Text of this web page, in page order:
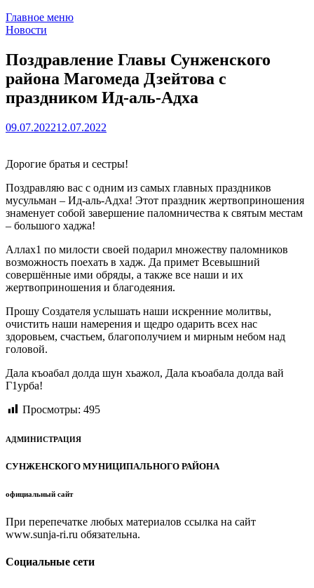
Главное меню
Новости
Поздравление Главы Сунженского
района Магомеда Дзейтова с
праздником Ид-аль-Адха
09.07.202212.07.2022
Дорогие братья и сестры!
Поздравляю вас с одним из самых главных праздников
мусульман – Ид-аль-Адха! Этот праздник жертвоприношения
знаменует собой завершение паломничества к святым местам
– большого хаджа!
Аллах1 по милости своей подарил множеству паломников
возможность поехать в хадж. Да примет Всевышний
совершённые ими обряды, а также все наши и их
жертвоприношения и благодеяния.
Прошу Создателя услышать наши искренние молитвы,
очистить наши намерения и щедро одарить всех нас
здоровьем, счастьем, благополучием и мирным небом над
головой.
Дала къоабал долда шун хьажол, Дала къоабала долда вай
Г1урба!
Просмотры: 495
АДМИНИСТРАЦИЯ
СУНЖЕНСКОГО МУНИЦИПАЛЬНОГО РАЙОНА
официальный сайт
При перепечатке любых материалов ссылка на сайт
www.sunja-ri.ru обязательна.
Социальные сети